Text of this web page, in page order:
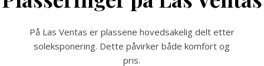
På Las Ventas er plassene hovedsakelig delt etter
soleksponering. Dette påvirker både komfort og
pris.